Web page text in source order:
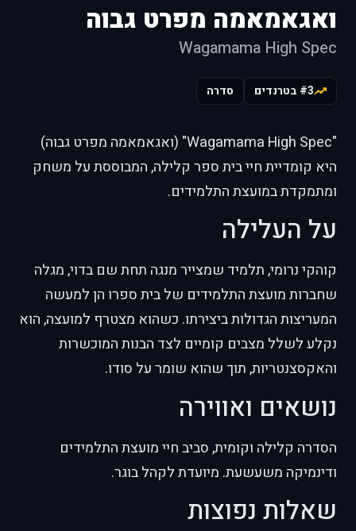
ואגאמאמה מפרט גבוה
Wagamama High Spec
#3 בטרנדים סדרה
"Wagamama High Spec" (ואגאמאמה מפרט גבוה)
היא קומדיית חיי בית ספר קלילה, המבוססת על משחק
ומתמקדת במועצת התלמידים.
על העלילה
קוהקי נרומי, תלמיד שמצייר מנגה תחת שם בדוי, מגלה
שחברות מועצת התלמידים של בית ספרו הן למעשה
המעריצות הגדולות ביצירתו. כשהוא מצטרף למועצה, הוא
נקלע לשלל מצבים קומיים לצד הבנות המוכשרות
והאקסצנטריות, תוך שהוא שומר על סודו.
נושאים ואווירה
הסדרה קלילה וקומית, סביב חיי מועצת התלמידים
ודינמיקה משעשעת. מיועדת לקהל בוגר.
שאלות נפוצות